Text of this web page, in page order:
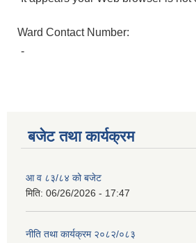
Ward Contact Number:
-
बजेट तथा कार्यक्रम
आ व ८३/८४ को बजेट
मिति: 06/26/2026 - 17:47
नीति तथा कार्यक्रम २०८२/०८३